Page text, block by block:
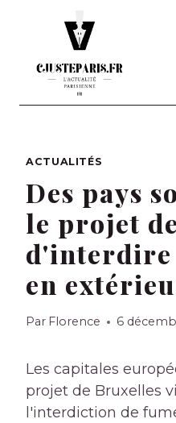
ACTUALITÉS
Des pays
le projet
d'interdire
en
Par Florence 6
Les capitales
projet de Bruxelles
l'interdiction de